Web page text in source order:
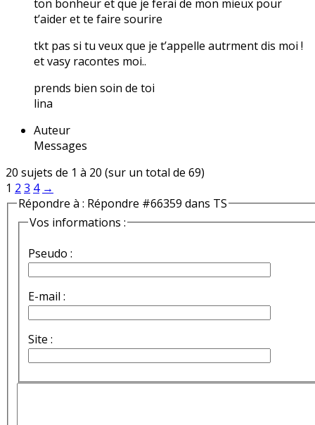
ton bonheur et que je ferai de mon mieux pour
t’aider et te faire sourire
tkt pas si tu veux que je t’appelle autrment dis moi !
et vasy racontes moi..
prends bien soin de toi
lina
Auteur
Messages
20 sujets de 1 à 20 (sur un total de 69)
1 2 3 4 →
Répondre à : Répondre #66359 dans TS
Vos informations :
Pseudo :
E-mail :
Site :